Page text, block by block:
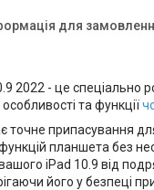
для
2022 - це спеціально
та функції
точне припасування
планшета без
iPad 10.9 від
його у безпеці